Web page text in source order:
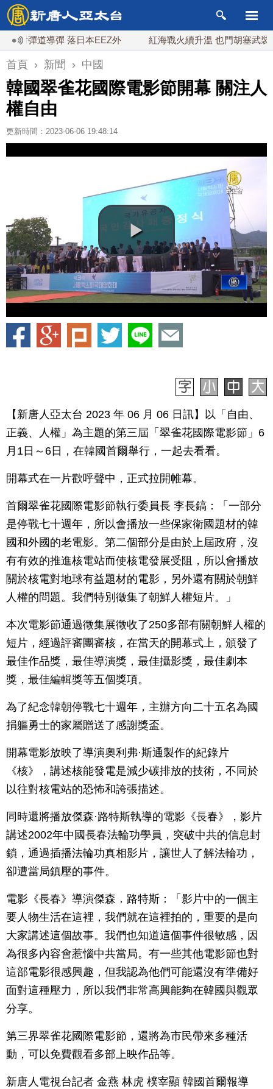
道導彈 落日本EEZ外 紅海戰火續升溫 也門胡塞武裝稱又襲
首頁 › 新聞 › 中國
韓國翠雀花國際電影節開幕 關注人
權自由
更新時間：2023-06-06 19:48:14
【新唐人亞太台 2023 年 06 月 06 日訊】以「自由、
正義、人權」為主題的第三屆「翠雀花國際電影節」6
月1日～6日，在韓國首爾舉行，一起去看看。
開幕式在一片歡呼聲中，正式拉開帷幕。
首爾翠雀花國際電影節執行委員長 李長鎬：「一部分
是停戰七十週年，所以會播放一些保家衛國題材的韓
國和外國的老電影。第二個部分是由於上屆政府，沒
有有效的推進核電站而使核電發展受阻，所以會播放
關於核電對地球有益題材的電影，另外還有關於朝鮮
人權的問題。我們特別徵集了朝鮮人權短片。」
本次電影節通過徵集展徵收了250多部有關朝鮮人權的
短片，經過評審團審核，在當天的開幕式上，頒發了
最佳作品獎，最佳導演獎，最佳攝影獎，最佳劇本
獎，最佳編輯獎等五個獎項。
為了紀念韓朝停戰七十週年，主辦方向二十五名為國
捐軀勇士的家屬贈送了感謝獎盃。
開幕電影放映了導演奧利弗·斯通製作的紀錄片
《核》，講述核能發電是減少碳排放的技術，不同於
以往對核電站的恐怖和誇張描述。
同時還將播放傑森·路特斯執導的電影《長春》，影片
講述2002年中國長春法輪功學員，突破中共的信息封
鎖，通過插播法輪功真相影片，讓世人了解法輪功，
卻遭當局鎮壓的事件。
電影《長春》導演傑森．路特斯：「影片中的一個主
要人物生活在這裡，我們就在這裡拍的，重要的是向
大家講述這個故事。我們也知道這個事件很敏感，因
為很多內容會惹惱中共當局。有一些其他電影節也對
這部電影很感興趣，但我認為他們可能還沒有準備好
面對這種壓力，所以我們非常高興能夠在韓國與觀眾
分享。
第三界翠雀花國際電影節，還將為市民帶來多種活
動，可以免費觀看多部上映作品等。
新唐人電視台記者 金燕 林虎 樸宰顯 韓國首爾報導